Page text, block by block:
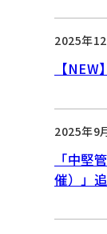
2025年
【
2025年9
「中堅
催）」